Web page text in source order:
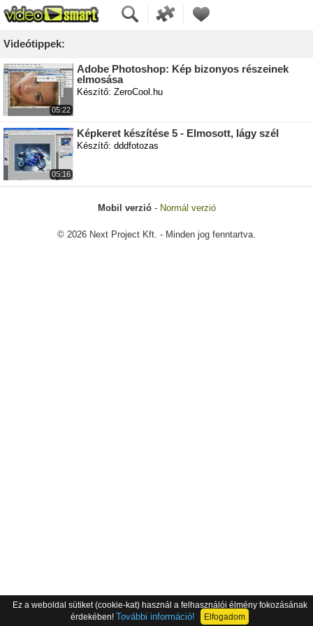
Videótippek:
05:22
Adobe Photoshop: Kép bizonyos részeinek
elmosása
Készítő: ZeroCool.hu
05:16
Képkeret készítése 5 - Elmosott, lágy szél
Készítő: dddfotozas
Mobil verzió- Normál verzió
© 2026 Next Project Kft. - Minden jog fenntartva.
Ez a weboldal sütiket (cookie-kat) használ a felhasználói élmény fokozásának
érdekében! További információ! Elfogadom